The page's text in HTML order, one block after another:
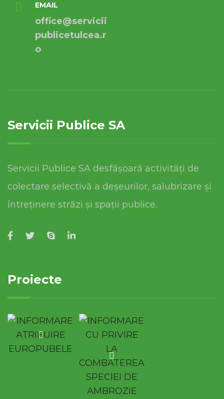
EMAIL
office@servicii
publicetulcea.r
o
Servicii Publice SA
Servicii Publice SA desfășoară activități de
colectare selectivă a deșeurilor, salubrizare și
întreținere străzi și spații publice.
Proiecte